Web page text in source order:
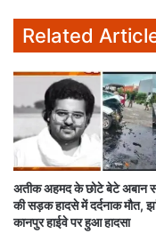
Related
अतीक अहमद के छोटे बेटे अबान
की सड़क हादसे में दर्दनाक मौत,
कानपुर हाईवे पर हुआ हादसा